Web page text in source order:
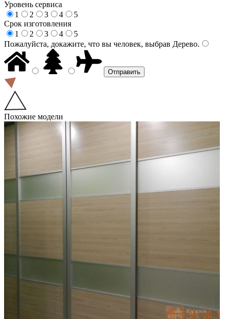
Уровень сервиса
1
2 3 4
5
Срок изготовления
1
2 3 4
5
Пожалуйста, докажите, что вы человек, выбрав Дерево.
Похожие модели